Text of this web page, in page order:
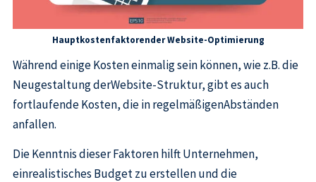
Hauptkostenfaktorender Website-Optimierung
Während einige Kosten einmalig sein können, wie z.B. die
Neugestaltung derWebsite-Struktur, gibt es auch
fortlaufende Kosten, die in regelmäßigenAbständen
anfallen.
Die Kenntnis dieser Faktoren hilft Unternehmen,
einrealistisches Budget zu erstellen und die